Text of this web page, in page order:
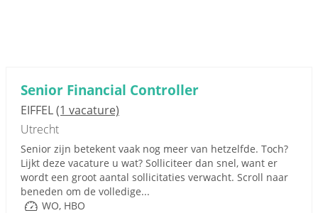
Senior Financial Controller
EIFFEL(1 vacature)
Utrecht
Senior zijn betekent vaak nog meer van hetzelfde. Toch?
Lijkt deze vacature u wat? Solliciteer dan snel, want er
wordt een groot aantal sollicitaties verwacht. Scroll naar
beneden om de volledige...
WO, HBO